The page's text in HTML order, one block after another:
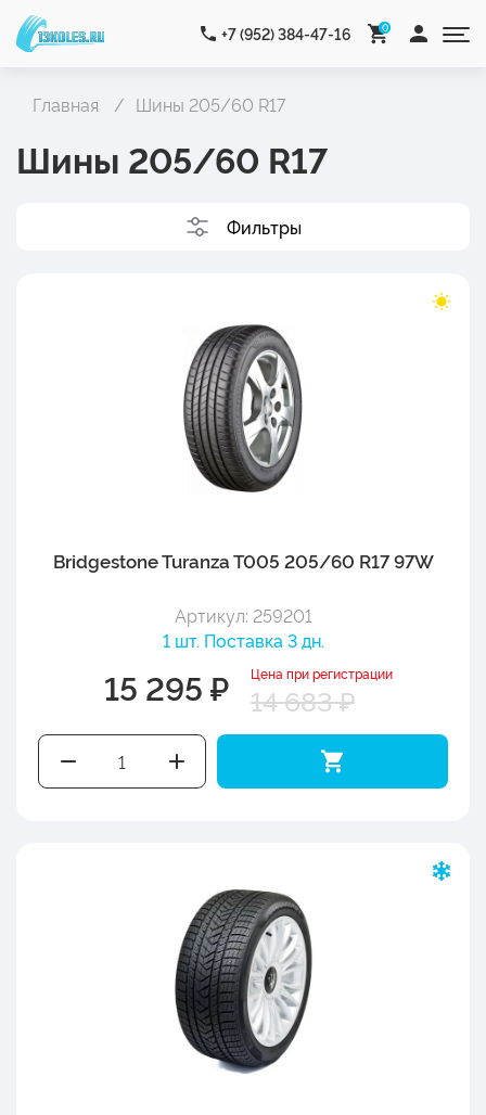
+7 (952) 384-47-16 0
Главная Шины 205/60 R17
Шины 205/60 R17
Фильтры
Bridgestone Turanza T005 205/60 R17 97W
Артикул: 259201
1 шт. Поставка 3 дн.
15 295 ₽ Цена при регистрации
14 683 ₽